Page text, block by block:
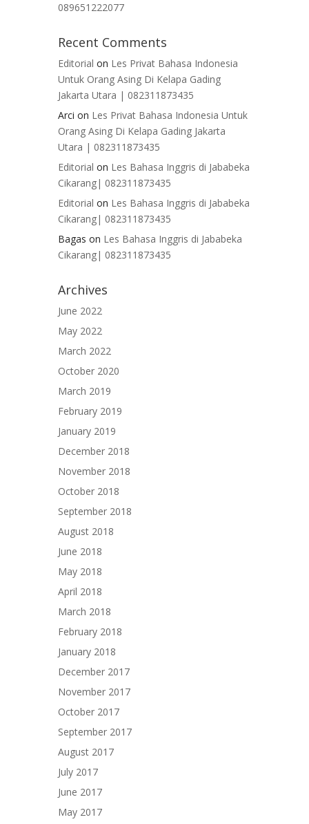
089651222077
Recent Comments
Editorial on Les Privat Bahasa Indonesia
Untuk Orang Asing Di Kelapa Gading
Jakarta Utara | 082311873435
Arci on Les Privat Bahasa Indonesia Untuk
Orang Asing Di Kelapa Gading Jakarta
Utara | 082311873435
Editorial on Les Bahasa Inggris di Jababeka
Cikarang| 082311873435
Editorial on Les Bahasa Inggris di Jababeka
Cikarang| 082311873435
Bagas on Les Bahasa Inggris di Jababeka
Cikarang| 082311873435
Archives
June 2022
May 2022
March 2022
October 2020
March 2019
February 2019
January 2019
December 2018
November 2018
October 2018
September 2018
August 2018
June 2018
May 2018
April 2018
March 2018
February 2018
January 2018
December 2017
November 2017
October 2017
September 2017
August 2017
July 2017
June 2017
May 2017